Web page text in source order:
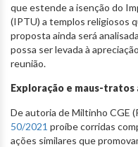
que estende a isenção do
(IPTU) a templos religiosos
proposta ainda será
possa ser levada à
reunião.
Exploração e maus-tratos
De autoria de Miltinho CGE
50/2021 proíbe corridas
ações similares que